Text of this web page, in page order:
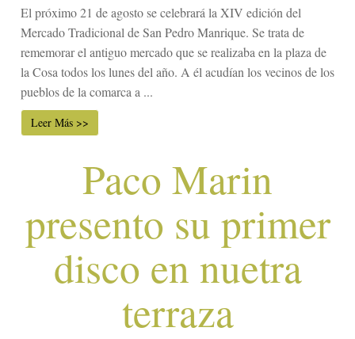
El próximo 21 de agosto se celebrará la XIV edición del
Mercado Tradicional de San Pedro Manrique. Se trata de
rememorar el antiguo mercado que se realizaba en la plaza de
la Cosa todos los lunes del año. A él acudían los vecinos de los
pueblos de la comarca a ...
Leer Más >>
Paco Marin
presento su primer
disco en nuetra
terraza